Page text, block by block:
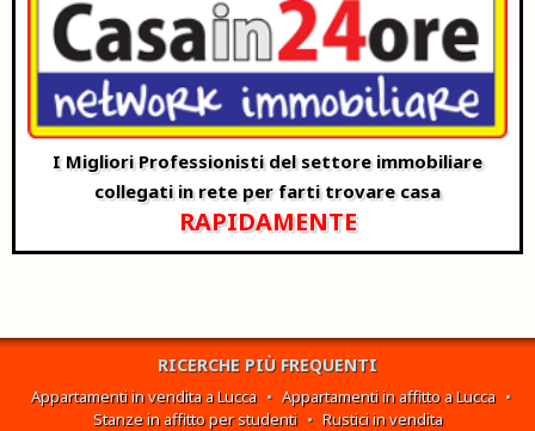
I Migliori Professionisti del settore immobiliare
collegati in rete per farti trovare casa
RAPIDAMENTE
RICERCHE PIÙ FREQUENTI
Appartamenti in vendita a Lucca • Appartamenti in affitto a Lucca •
Stanze in affitto per studenti • Rustici in vendita